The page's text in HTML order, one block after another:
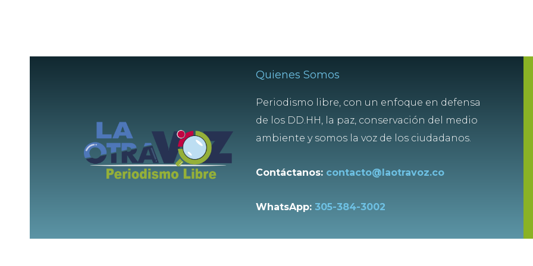
Quienes Somos
Periodismo libre, con un enfoque en defensa
de los DD.HH, la paz, conservación del medio
ambiente y somos la voz de los ciudadanos.
Contáctanos: contacto@laotravoz.co
WhatsApp:305-384-3002